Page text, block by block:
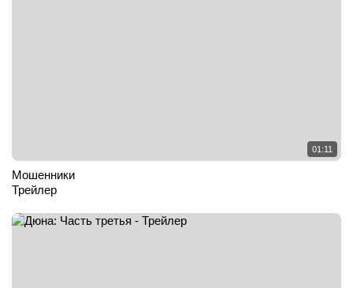
01:11
Мошенники
Трейлер